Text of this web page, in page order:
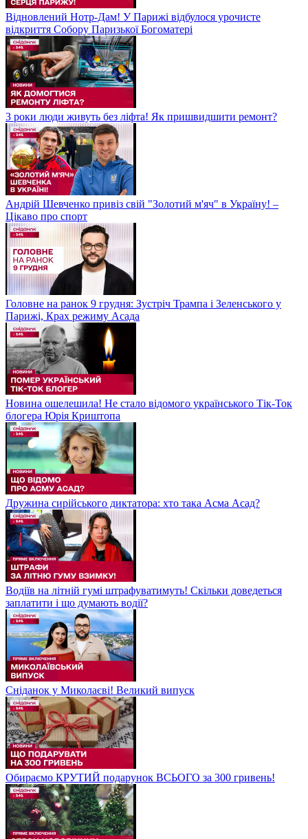
Відновлений Нотр-Дам! У Парижі відбулося урочисте
відкриття Собору Паризької Богоматері
3 роки люди живуть без ліфта! Як пришвидшити ремонт?
Андрій Шевченко привіз свій "Золотий м'яч" в Україну! –
Цікаво про спорт
Головне на ранок 9 грудня: Зустріч Трампа і Зеленського у
Парижі, Крах режиму Асада
Новина ошелешила! Не стало відомого українського Тік-Ток
блогера Юрія Криштопа
Дружина сирійського диктатора: хто така Асма Асад?
Водіїв на літній гумі штрафуватимуть! Скільки доведеться
заплатити і що думають водії?
Сніданок у Миколаєві! Великий випуск
Обираємо КРУТИЙ подарунок ВСЬОГО за 300 гривень!